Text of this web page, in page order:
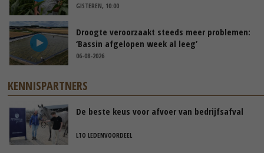
GISTEREN, 10:00
Droogte veroorzaakt steeds meer problemen:
‘Bassin afgelopen week al leeg’
06-08-2026
KENNISPARTNERS
De beste keus voor afvoer van bedrijfsafval
LTO LEDENVOORDEEL